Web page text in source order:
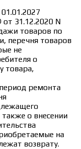
31.12.2020 N
товаров по
перечня товаров
не
о
товара,
ремонта
о внесении
на
возврату.